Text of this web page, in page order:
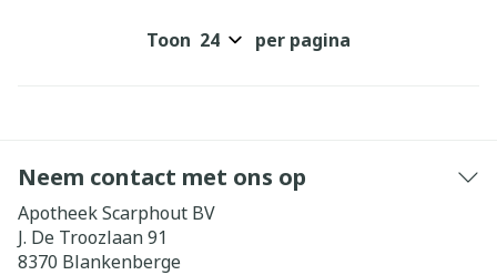
Toon per pagina
Neem contact met ons op
Apotheek Scarphout BV
J. De Troozlaan 91
8370 Blankenberge